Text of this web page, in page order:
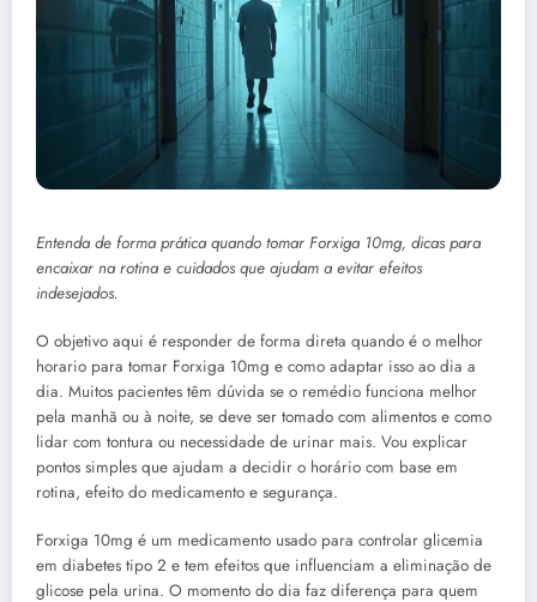
Entenda de forma prática quando tomar Forxiga 10mg, dicas para
encaixar na rotina e cuidados que ajudam a evitar efeitos
indesejados.
O objetivo aqui é responder de forma direta quando é o melhor
horario para tomar Forxiga 10mg e como adaptar isso ao dia a
dia. Muitos pacientes têm dúvida se o remédio funciona melhor
pela manhã ou à noite, se deve ser tomado com alimentos e como
lidar com tontura ou necessidade de urinar mais. Vou explicar
pontos simples que ajudam a decidir o horário com base em
rotina, efeito do medicamento e segurança.
Forxiga 10mg é um medicamento usado para controlar glicemia
em diabetes tipo 2 e tem efeitos que influenciam a eliminação de
glicose pela urina. O momento do dia faz diferença para quem